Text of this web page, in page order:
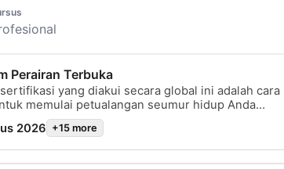
Perairan Terbuka
yang diakui secara global ini adalah cara
memulai petualangan seumur hidup Anda
scuba bersertifikat. Pelatihan yang
dikombinasikan dengan sesi latihan di dalam
Anda memiliki keterampilan dan
yang dibutuhkan untuk benar-benar nyaman di
2026 +15 more